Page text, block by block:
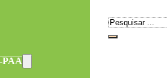
PAA
Pesquisar